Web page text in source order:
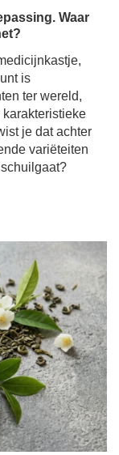
je dat achter
variëteiten
Hoe zet je
een intense
's
door iets heel
aroma dat je